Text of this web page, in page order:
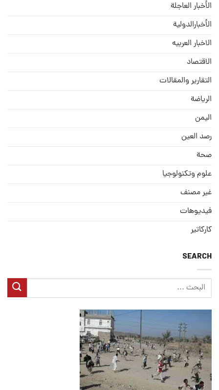
الأخبار العاجلة
الأخبارالدولية
الاخبار العربيه
الاقتصاد
التقارير والمقالات
الریاضة
الیمن
رصد العین
صحة
علوم وتكنولوجيا
غير مصنف
فيديوهات
كاركاتير
SEARCH